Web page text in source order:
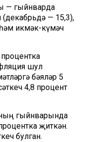
— гыйнварда
(декабрьдә — 15,3),
икмәк-күмәч
шул
бәяләр 5
4,8 процент
гыйнварында
җиткән.
булган.